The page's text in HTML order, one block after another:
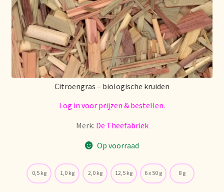
Citroengras – biologische kruiden
Log in voor prijzen & bestellen.
Merk: De Theefabriek
Op voorraad
0,5 kg 1,0 kg 2,0 kg 12,5 kg 6 x 50 g 8 g